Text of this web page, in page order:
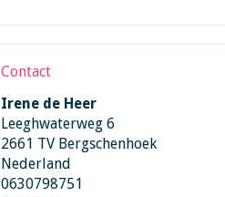
Contact
Irene de Heer
Leeghwaterweg 6
2661 TV Bergschenhoek
Nederland
0630798751